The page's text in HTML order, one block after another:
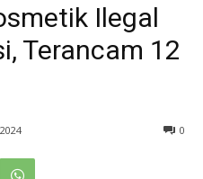
Ilegal
Terancam 12
0